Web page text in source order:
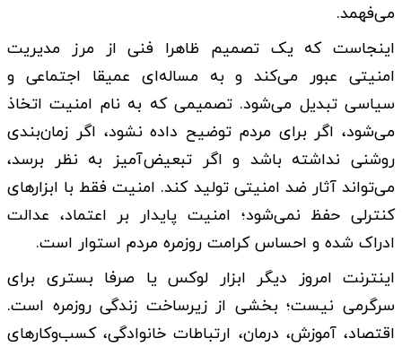
می‌فهمد.
اینجاست که یک تصمیم ظاهرا فنی از مرز مدیریت
امنیتی عبور می‌کند و به مساله‌ای عمیقا اجتماعی و
سیاسی تبدیل می‌شود. تصمیمی که به نام امنیت اتخاذ
می‌شود، اگر برای مردم توضیح داده نشود، اگر زمان‌بندی
روشنی نداشته باشد و اگر تبعیض‌آمیز به نظر برسد،
می‌تواند آثار ضد امنیتی تولید کند. امنیت فقط با ابزارهای
کنترلی حفظ نمی‌شود؛ امنیت پایدار بر اعتماد، عدالت
ادراک ‌شده و احساس کرامت روزمره مردم استوار است.
اینترنت امروز دیگر ابزار لوکس یا صرفا بستری برای
سرگرمی نیست؛ بخشی از زیرساخت زندگی روزمره است.
اقتصاد، آموزش، درمان، ارتباطات خانوادگی، کسب‌وکارهای